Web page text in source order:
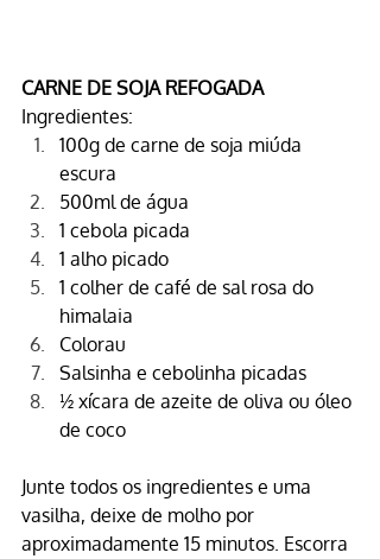
CARNE DE SOJA REFOGADA
Ingredientes:
100g de carne de soja miúda
escura
500ml de água
1 cebola picada
1 alho picado
1 colher de café de sal rosa do
himalaia
Colorau
Salsinha e cebolinha picadas
½ xícara de azeite de oliva ou óleo
de coco
Junte todos os ingredientes e uma
vasilha, deixe de molho por
aproximadamente 15 minutos. Escorra